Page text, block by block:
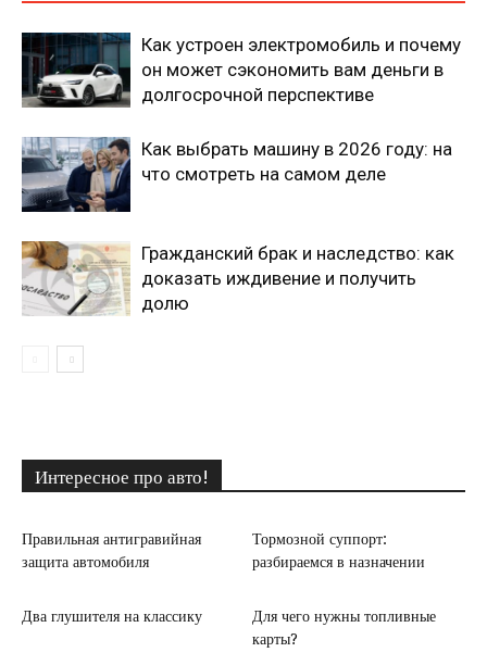
Как устроен электромобиль и почему
он может сэкономить вам деньги в
долгосрочной перспективе
Как выбрать машину в 2026 году: на
что смотреть на самом деле
Гражданский брак и наследство: как
доказать иждивение и получить
долю
Интересное про авто!
Правильная антигравийная
защита автомобиля
Тормозной суппорт:
разбираемся в назначении
Два глушителя на классику
Для чего нужны топливные
карты?